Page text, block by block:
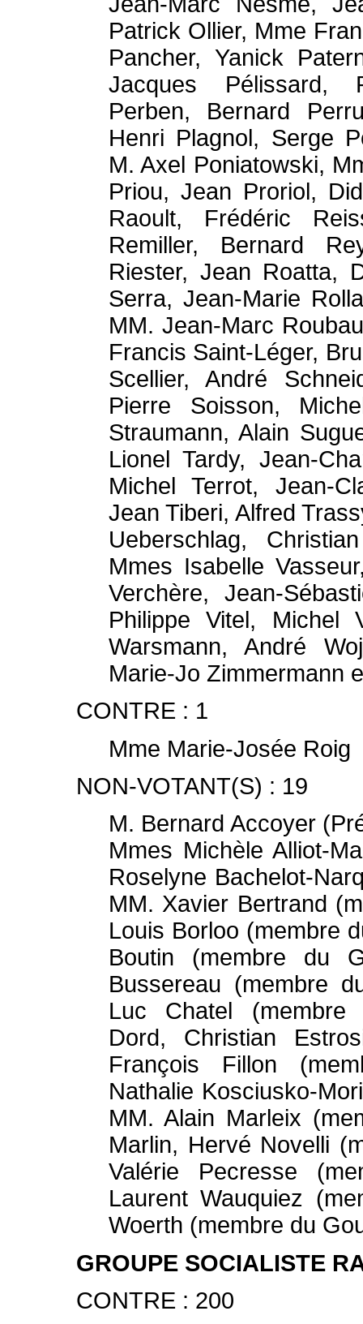
Patrick Ollier, Mme
Pancher, Yanick
Jacques Pélissard,
Perben, Bernard
Henri Plagnol, Serge
M. Axel Poniatowski,
Priou, Jean Proriol,
Raoult, Frédéric
Remiller, Bernard
Riester, Jean Roatta,
Serra, Jean-Marie
MM. Jean-Marc
Francis Saint-Léger,
Scellier, André
Pierre Soisson,
Straumann, Alain
Lionel Tardy, Jean-
Michel Terrot, Jean-
Jean Tiberi, Alfred
Ueberschlag,
Mmes Isabelle
Verchère, Jean-
Philippe Vitel, Michel
Warsmann, André
Marie-Jo Zimmermann
CONTRE : 1
Mme Marie-Josée Roig
NON-VOTANT(S) : 19
M. Bernard Accoyer
Mmes Michèle Alliot-
Roselyne Bachelot-
MM. Xavier Bertrand
Louis Borloo (membre
Boutin (membre du
Bussereau (membre
Luc Chatel (membre
Dord, Christian
François Fillon
Nathalie Kosciusko-
MM. Alain Marleix
Marlin, Hervé Novelli
Valérie Pecresse
Laurent Wauquiez
Woerth (membre du
GROUPE SOCIALISTE
CONTRE : 200